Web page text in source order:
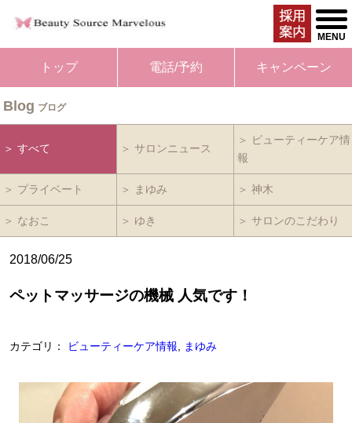
MENU
トップ 電話/予約 キャンペーン
Blog ブログ
＞ すべて ＞ サロンニュース
＞ ビューティーケア情
報
＞ プライベート ＞ まゆみ ＞ 神木
＞ なおこ ＞ ゆき ＞ サロンのこだわり
2018/06/25
ペットマッサージの機械 人気です！
カテゴリ： ビューティーケア情報 まゆみ